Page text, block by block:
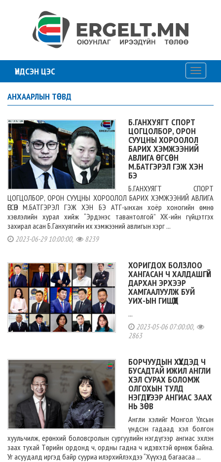
ҮНДСЭН ЦЭС
Toggle
АНХААРЛЫН ТӨВД
Б.ГАНХУЯГТ СПОРТ
ЦОГЦОЛБОР, ОРОН
СУУЦНЫ ХОРООЛОЛ
БАРИХ ХЭМЖЭЭНИЙ
АВЛИГА ӨГСӨН
М.БАТГЭРЭЛ ГЭЖ ХЭН
БЭ
Б.ГАНХУЯГТ СПОРТ
ЦОГЦОЛБОР, ОРОН СУУЦНЫ ХОРООЛОЛ БАРИХ ХЭМЖЭЭНИЙ АВЛИГА
ӨГСӨН М.БАТГЭРЭЛ ГЭЖ ХЭН БЭ АТГ-ынхан хоёр хоногийн өмнө
хэвлэлийн хурал хийж “Эрдэнэс тавантолгой” ХК-ийн гүйцэтгэх
захирал асан Б.Ганхуягийн их хэмжээний авлигын хэрг ...
2023-06-29 10:00:00, 8239
ХОРИГДОХ БОЛЗЛОО
ХАНГАСАН Ч ХАЛДАШГҮЙ
ДАРХАН ЭРХЭЭР
ХАМГААЛУУЛЖ БУЙ
УИХ-ЫН ГИШҮҮД
...
2023-05-06 07:00:00,
2863
БОРЧУУДЫН ХҮҮХДЭД Ч
БУСАДТАЙ ИЖИЛ АНГЛИ
ХЭЛ СУРАХ БОЛОМЖ
ОЛГОХЫН ТУЛД
НЭГДҮГЭЭР АНГИАС ЗААХ
НЬ ЗӨВ
Англи хэлийг Монгол Улсын
үндсэн гадаад хэл болгон
хуульчилж, ерөнхий боловсролын сургуулийн нэгдүгээр ангиас эхлэн
заах тухай Төрийн ордонд ч, ордны гадна ч идэвхтэй өрнөж байна.
Уг асуудалд иргэд байр сууриа илэрхийлэхдээ “Хүүхэд багаасаа ...